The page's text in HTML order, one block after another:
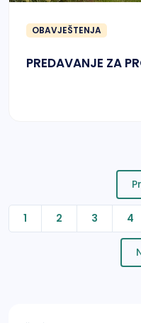
OBAVJEŠTENJA
PREDAVANJE ZA
1 2 3 4